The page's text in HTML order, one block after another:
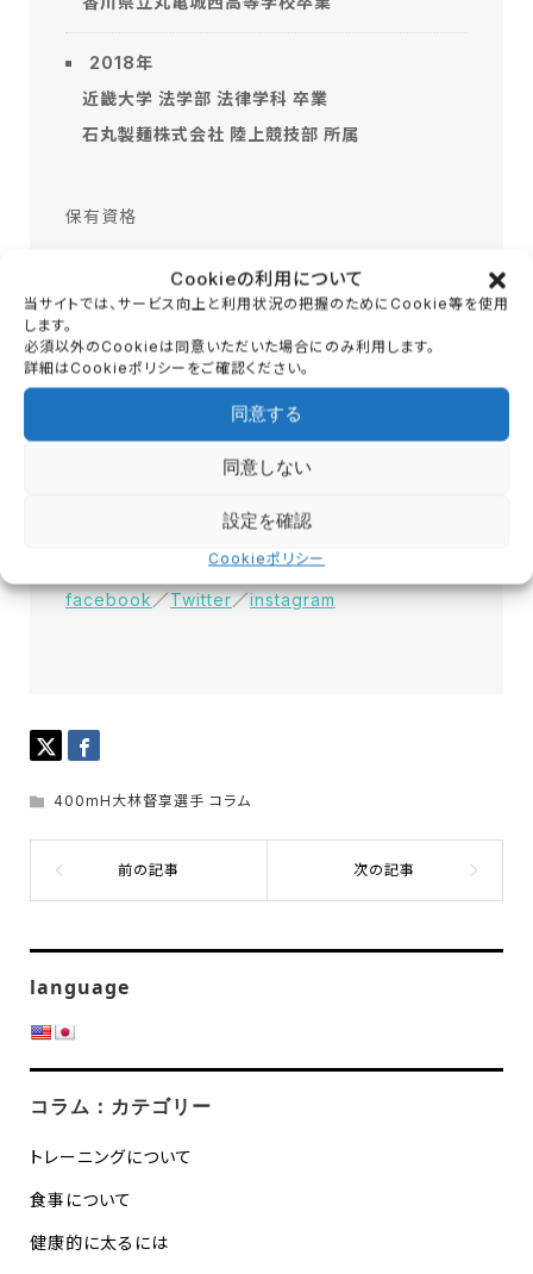
Cookieの利用について
当サイトでは、サービス向上と利用状況の把握のためにCookie等を使用
します。
必須以外のCookieは同意いただいた場合にのみ利用します。
詳細はCookieポリシーをご確認ください。
同意する
同意しない
設定を確認
Cookieポリシー
2018年
近畿大学 法学部 法律学科 卒業
石丸製麺株式会社 陸上競技部 所属
保有資格
facebook／Twitter／instagram
400mH大林督享選手 コラム
language
コラム：カテゴリー
トレーニングについて
食事について
健康的に太るには